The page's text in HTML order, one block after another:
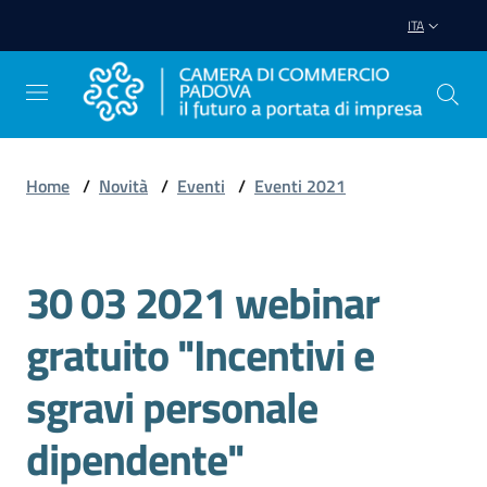
ITA
Impresa
Promuovere
Impresa
Home / Novità / Eventi / Eventi 2021
Salta al contenuto
30 03 2021 webinar
gratuito "Incentivi e
sgravi personale
dipendente"